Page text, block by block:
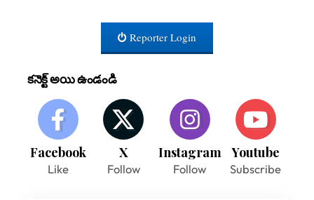
Reporter Login
కనెక్ట్ అయి ఉండండి
Facebook
Like
X
Follow
Instagram
Follow
Youtube
Subscribe